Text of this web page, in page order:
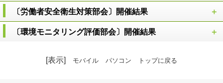
〔労働者安全衛生対策部会〕開催結果
〔環境モニタリング評価部会〕開催結果
[表示] モバイル パソコン トップに戻る